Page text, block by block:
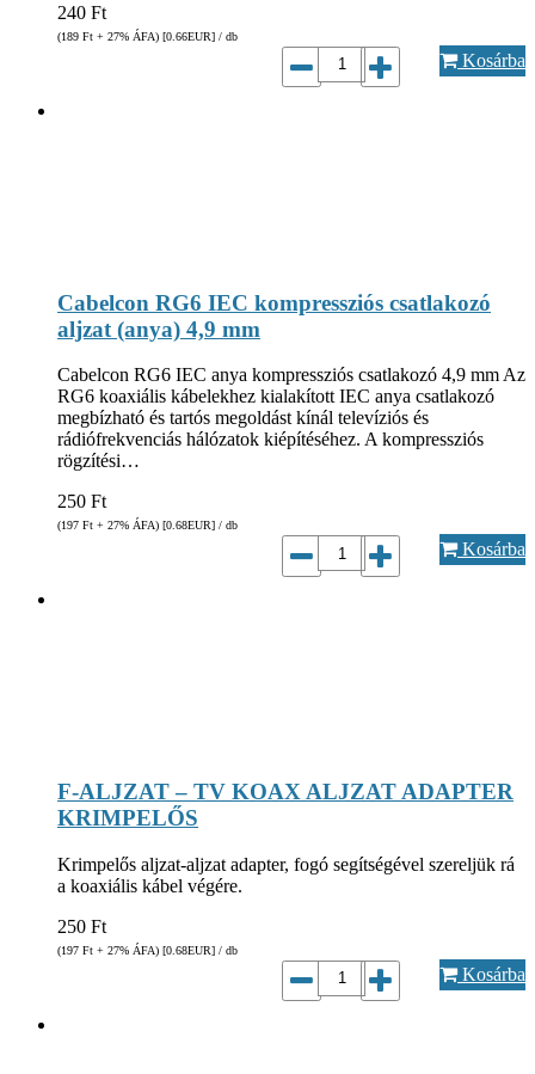
240 Ft
(189 Ft + 27% ÁFA) [0.66EUR] / db
Kosárba
Cabelcon RG6 IEC kompressziós csatlakozó
aljzat (anya) 4,9 mm
Cabelcon RG6 IEC anya kompressziós csatlakozó 4,9 mm Az
RG6 koaxiális kábelekhez kialakított IEC anya csatlakozó
megbízható és tartós megoldást kínál televíziós és
rádiófrekvenciás hálózatok kiépítéséhez. A kompressziós
rögzítési…
250 Ft
(197 Ft + 27% ÁFA) [0.68EUR] / db
Kosárba
F-ALJZAT – TV KOAX ALJZAT ADAPTER
KRIMPELŐS
Krimpelős aljzat-aljzat adapter, fogó segítségével szereljük rá
a koaxiális kábel végére.
250 Ft
(197 Ft + 27% ÁFA) [0.68EUR] / db
Kosárba